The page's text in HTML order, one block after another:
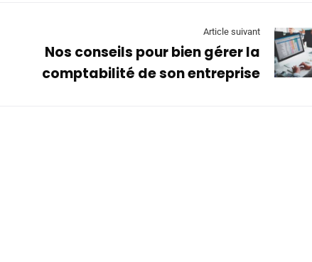
Article suivant
Nos conseils pour bien gérer la
comptabilité de son entreprise